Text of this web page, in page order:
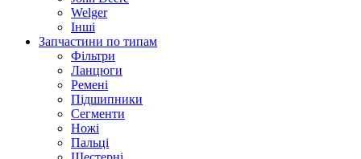
Welger
Інші
Запчастини по типам
Фільтри
Ланцюги
Ремені
Підшипники
Сегменти
Ножі
Пальці